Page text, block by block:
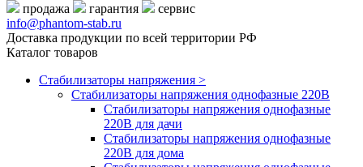
продажа
гарантия
сервис
info@phantom-stab.ru
Доставка продукции по всей территории РФ
Каталог товаров
Стабилизаторы напряжения >
Cтабилизаторы напряжения однофазные 220В
Стабилизаторы напряжения однофазные
220В для дачи
Стабилизаторы напряжения однофазные
220В для дома